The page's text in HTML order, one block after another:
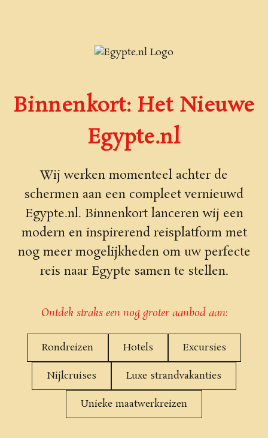
Binnenkort: Het Nieuwe
Egypte.nl
Wij werken momenteel achter de
schermen aan een compleet vernieuwd
Egypte.nl. Binnenkort lanceren wij een
modern en inspirerend reisplatform met
nog meer mogelijkheden om uw perfecte
reis naar Egypte samen te stellen.
Ontdek straks een nog groter aanbod aan:
Rondreizen Hotels Excursies
Nijlcruises Luxe strandvakanties
Unieke maatwerkreizen